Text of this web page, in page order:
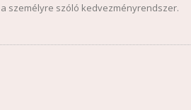
személyre szóló kedvezményrendszer.